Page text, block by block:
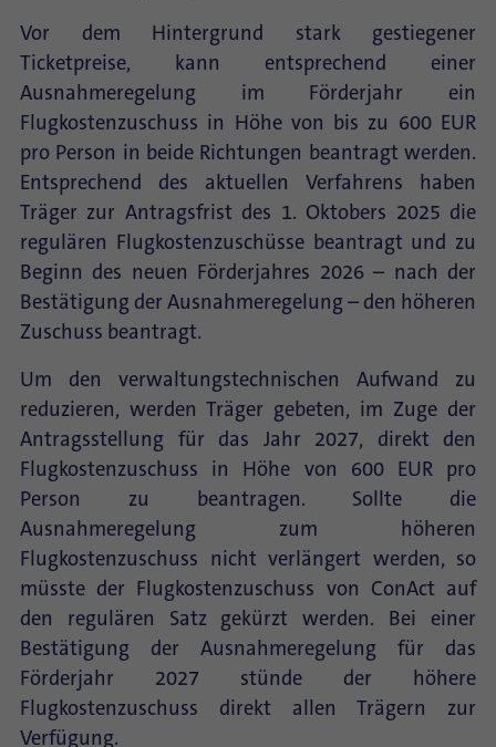
Vor dem Hintergrund stark gestiegener
Ticketpreise, kann entsprechend einer
Ausnahmeregelung im Förderjahr ein
Flugkostenzuschuss in Höhe von bis zu 600 EUR
pro Person in beide Richtungen beantragt werden.
Entsprechend des aktuellen Verfahrens haben
Träger zur Antragsfrist des 1. Oktobers 2025 die
regulären Flugkostenzuschüsse beantragt und zu
Beginn des neuen Förderjahres 2026 – nach der
Bestätigung der Ausnahmeregelung – den höheren
Zuschuss beantragt.
Um den verwaltungstechnischen Aufwand zu
reduzieren, werden Träger gebeten, im Zuge der
Antragsstellung für das Jahr 2027, direkt den
Flugkostenzuschuss in Höhe von 600 EUR pro
Person zu beantragen. Sollte die
Ausnahmeregelung zum höheren
Flugkostenzuschuss nicht verlängert werden, so
müsste der Flugkostenzuschuss von ConAct auf
den regulären Satz gekürzt werden. Bei einer
Bestätigung der Ausnahmeregelung für das
Förderjahr 2027 stünde der höhere
Flugkostenzuschuss direkt allen Trägern zur
Verfügung.